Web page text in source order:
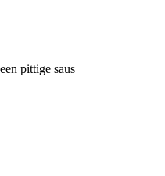
pittige saus